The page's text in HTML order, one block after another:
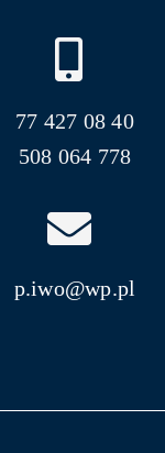
77 427 08 40
508 064 778
p.iwo@wp.pl